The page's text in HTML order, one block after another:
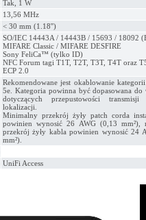
Tak, 1 W
13,56 MHz
< 30 mm (1.18'')
SO/IEC 14443A / 14443B / 15693 / 18092
MIFARE Classic / MIFARE DESFIRE
Sony FeliCa™ (tylko ID)
NFC Forum tagi T1T, T2T, T3T, T4T oraz
ECP 2.0
Rekomendowane jest okablowanie
5e. Kategoria powinna być dopasowana do
dotyczących przepustowości
lokalizacji.
Minimalny przekrój żyły patch corda
powinien wynosić 26 AWG (0,13 mm²),
przekrój żyły kabla powinien wynosić 24
mm²).
UniFi Access